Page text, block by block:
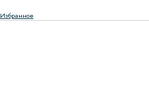
Избранное